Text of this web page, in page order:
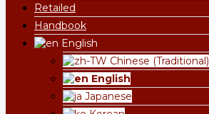
Retailed
Handbook
English
Chinese (Traditional)
English
Japanese